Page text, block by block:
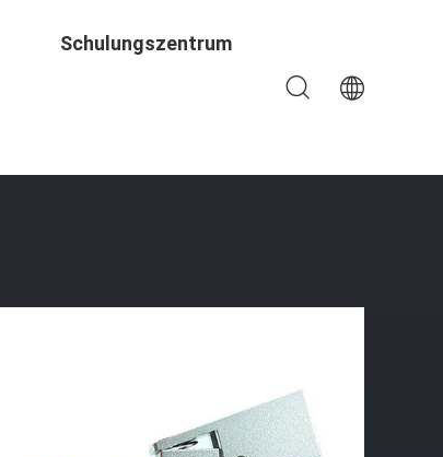
Schulungszentrum